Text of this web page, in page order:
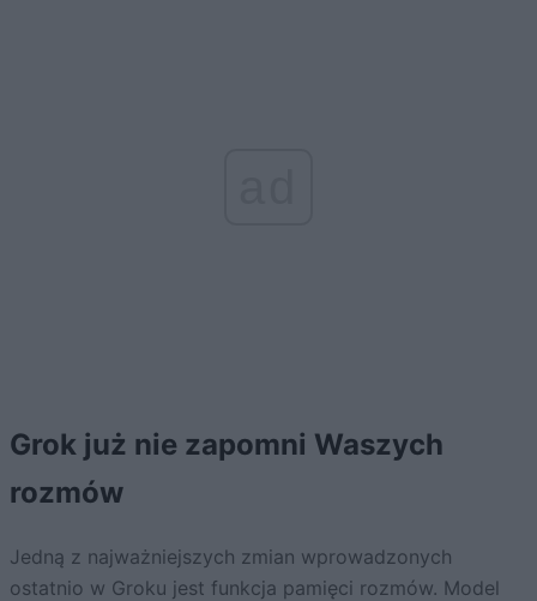
Grok już nie zapomni Waszych
rozmów
Jedną z najważniejszych zmian wprowadzonych
ostatnio w Groku jest funkcja pamięci rozmów. Model